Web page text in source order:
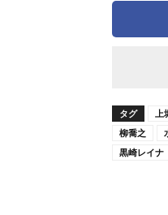
タグ
柳喬之
黒崎レイナ